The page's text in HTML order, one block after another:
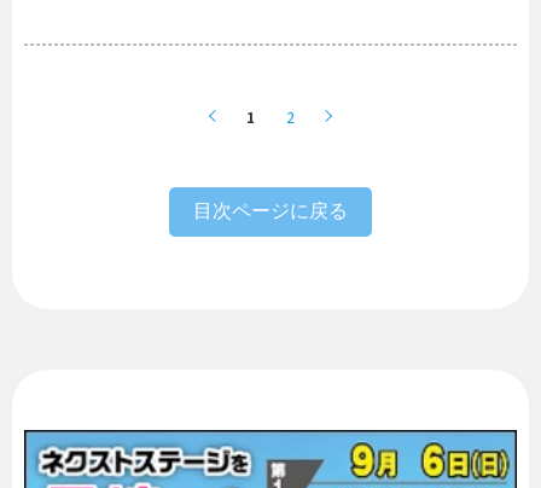
1 2
目次ページに戻る